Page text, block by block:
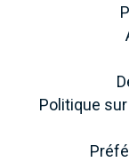
Politique